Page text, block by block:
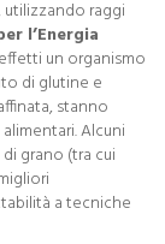
utilizzando raggi
l’Energia
un organismo
di glutine e
stanno
Alcuni
di grano (tra cui
a tecniche